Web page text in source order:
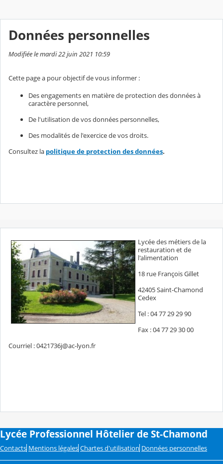
Données personnelles
Modifiée le mardi 22 juin 2021 10:59
Cette page a pour objectif de vous informer :
Des engagements en matière de protection des données à
caractère personnel,
De l'utilisation de vos données personnelles,
Des modalités de l'exercice de vos droits.
Consultez la politique de protection des données.
Lycée des métiers de la
restauration et de
l'alimentation
18 rue François Gillet
42405 Saint-Chamond
Cedex
Tel : 04 77 29 29 90
Fax : 04 77 29 30 00
Courriel : 0421736j@ac-lyon.fr
Lycée Professionnel Hôtelier de St-Chamond
Contacts Mentions légales Chartes d'utilisation Données personnelles